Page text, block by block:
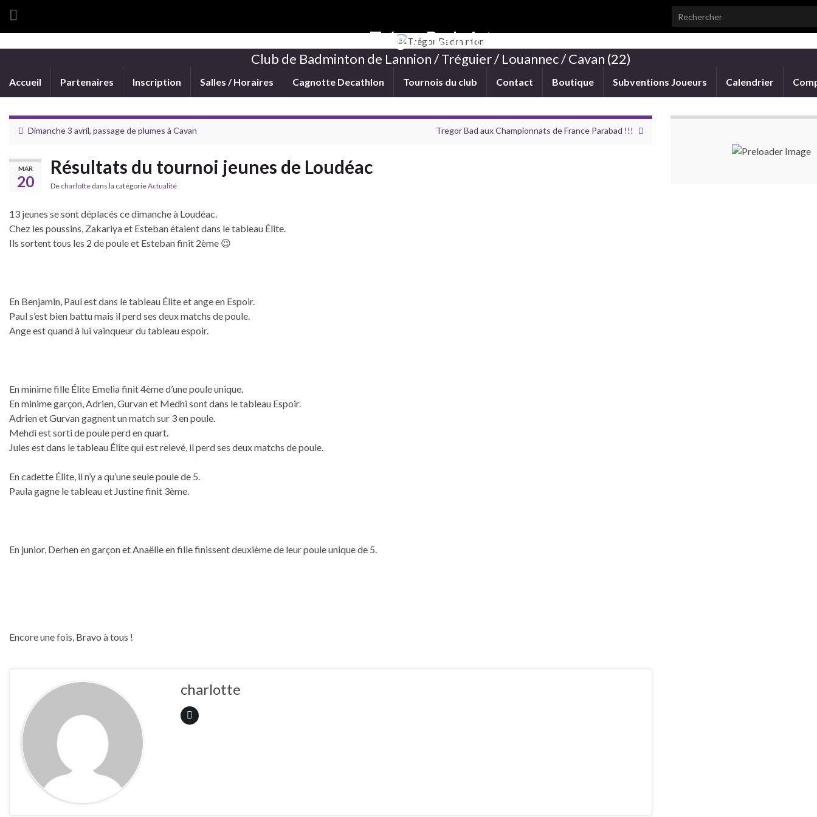
Search for:
Trégor Badminton
Club de Badminton de Lannion / Tréguier / Louannec / Cavan (22)
Accueil Partenaires Inscription Salles / Horaires Cagnotte Decathlon Tournois du club Contact Boutique Subventions Joueurs Calendrier
Dimanche 3 avril, passage de plumes à Cavan Tregor Bad aux Championnats de France Parabad !!!
MAR
20
Résultats du tournoi jeunes de Loudéac
De charlotte dans la catégorieActualité
13 jeunes se sont déplacés ce dimanche à Loudéac.
Chez les poussins, Zakariya et Esteban étaient dans le tableau Élite.
Ils sortent tous les 2 de poule et Esteban finit 2ème 😉
En Benjamin, Paul est dans le tableau Élite et ange en Espoir.
Paul s’est bien battu mais il perd ses deux matchs de poule.
Ange est quand à lui vainqueur du tableau espoir.
En minime fille Élite Emelia finit 4ème d’une poule unique.
En minime garçon, Adrien, Gurvan et Medhi sont dans le tableau Espoir.
Adrien et Gurvan gagnent un match sur 3 en poule.
Mehdi est sorti de poule perd en quart.
Jules est dans le tableau Élite qui est relevé, il perd ses deux matchs de poule.
En cadette Élite, il n’y a qu’une seule poule de 5.
Paula gagne le tableau et Justine finit 3ème.
En junior, Derhen en garçon et Anaëlle en fille finissent deuxième de leur poule unique de 5.
Encore une fois, Bravo à tous !
charlotte